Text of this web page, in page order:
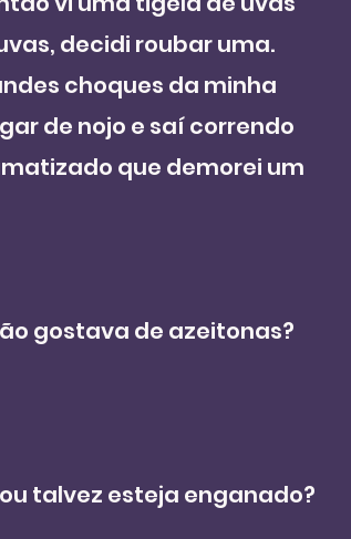
decidi roubar uma.
choques da minha
de nojo e saí correndo
que demorei um
gostava de azeitonas?
talvez esteja enganado?